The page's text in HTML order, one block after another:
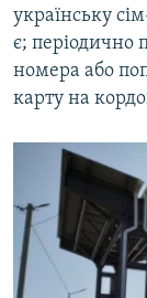
українську
є; періодично
номера або
карту на